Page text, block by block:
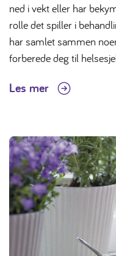
ned i vekt eller har
rolle det spiller i
har samlet sammen
forberede deg til
Les mer